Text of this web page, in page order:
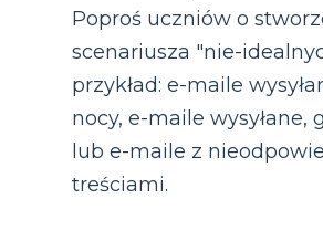
Poproś uczniów o
scenariusza "nie-
przykład: e-maile
nocy, e-maile wysyłane,
lub e-maile z
treściami.